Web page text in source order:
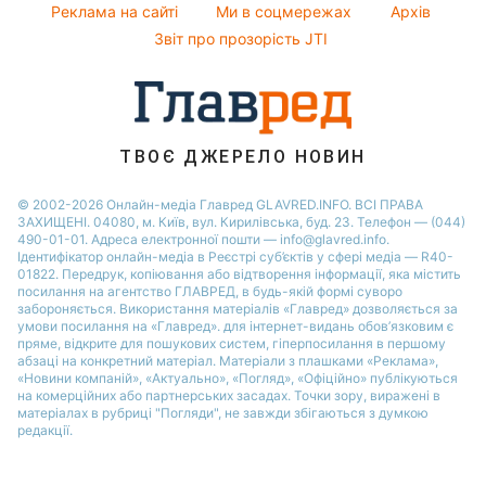
Настя Каменських
Пилова буря
Реклама на сайті
Ми в соцмережах
Архів
Звіт про прозорість JTI
ТВОЄ ДЖЕРЕЛО НОВИН
© 2002-2026 Онлайн-медіа Главред GLAVRED.INFO. ВСІ ПРАВА
ЗАХИЩЕНІ. 04080, м. Київ, вул. Кирилівська, буд. 23. Телефон — (044)
490-01-01. Адреса електронної пошти — info@glavred.info.
Ідентифікатор онлайн-медіа в Реєстрі суб’єктів у сфері медіа — R40-
01822. Передрук, копіювання або відтворення інформації, яка містить
посилання на агентство ГЛАВРЕД, в будь-якій формi суворо
забороняється. Використання матеріалів «Главред» дозволяється за
умови посилання на «Главред». для інтернет-видань обов’язковим є
пряме, відкрите для пошукових систем, гіперпосилання в першому
абзаці на конкретний матеріал. Матеріали з плашками «Реклама»,
«Новини компаній», «Актуально», «Погляд», «Офіційно» публікуються
на комерційних або партнерських засадах. Точки зору, виражені в
матеріалах в рубриці "Погляди", не завжди збігаються з думкою
редакції.